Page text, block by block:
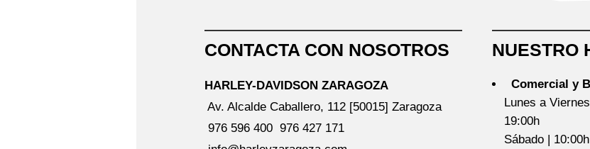
CONTACTA CON NOSOTROS
HARLEY-DAVIDSON ZARAGOZA
Av. Alcalde Caballero, 112 [50015] Zaragoza
976 596 400 976 427 171
NUESTRO
Comercial y
Lunes a
19:00h
Sábado |